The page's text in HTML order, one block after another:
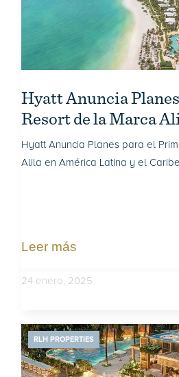
Hyatt Anuncia
Resort de la Marca
Latina y el Caribe
Hyatt Anuncia Planes para el
Alila en América Latina y el Caribe
Leer más
24 enero, 2025
RLH PROPERTIES